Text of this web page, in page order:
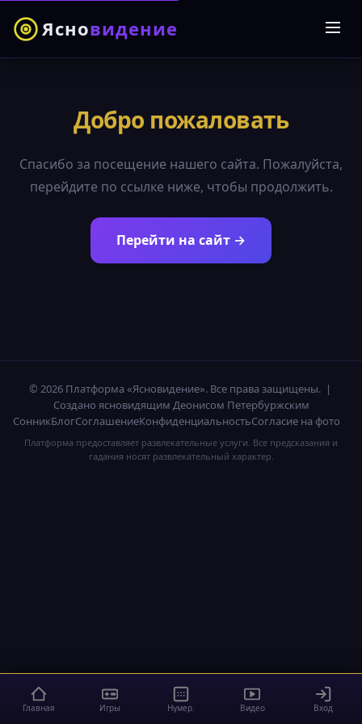
Ясновидение
Добро пожаловать
Спасибо за посещение нашего сайта. Пожалуйста,
перейдите по ссылке ниже, чтобы продолжить.
Перейти на сайт →
© 2026 Платформа «Ясновидение». Все права защищены. |
Создано ясновидящим Деонисом Петербуржским
СонникБлогСоглашениеКонфиденциальностьСогласие на фото
Платформа предоставляет развлекательные услуги. Все предсказания и
гадания носят развлекательный характер.
Главная Игры Нумер. Видео Вход